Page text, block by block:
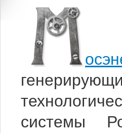
системы